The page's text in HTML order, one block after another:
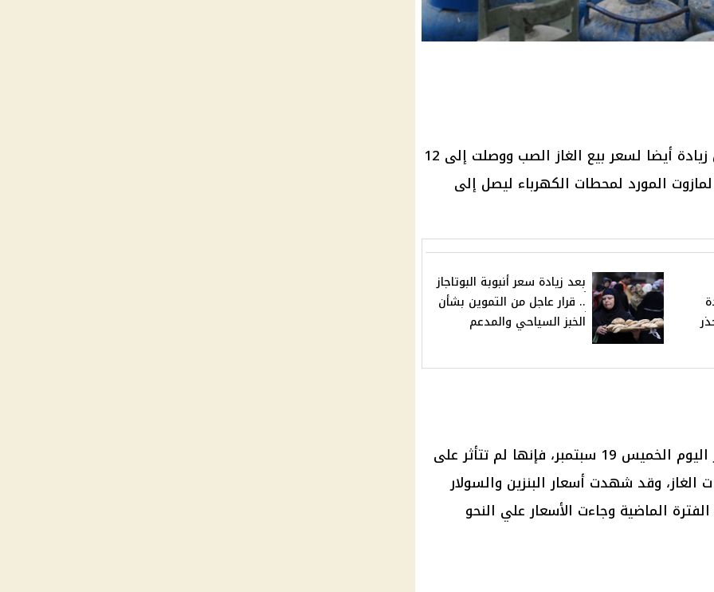
أيضا لسعر بيع الغاز
الصب ووصلت إلى 12
المورد لمحطات الكهرباء ليصل إلى
بعد زيادة سعر أنبوبة البوتاجاز
.. قرار عاجل من التموين بشأن
الخبز السياحي والمدعم
الخميس 19 سبتمبر، فإنها لم تتأثر على
الغاز، وقد شهدت أسعار البنزين والسولار
الماضية وجاءت الأسعارعلي النحو